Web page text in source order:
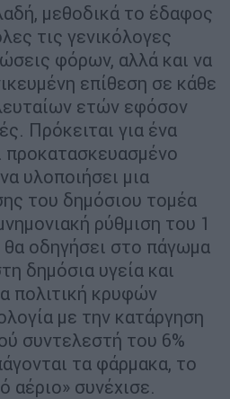
μεθοδικά το έδαφος
τις γενικόλογες
φόρων, αλλά και να
επίθεση σε κάθε
ετών εφόσον
Πρόκειται για ένα
προκατασκευασμένο
υλοποιήσει μια
του δημόσιου τομέα
ρύθμιση του 1
οδηγήσει στο πάγωμα
δημόσια υγεία και
πολιτική κρυφών
με την κατάργηση
συντελεστή του 6%
τα φάρμακα, το
αέριο» συνέχισε.